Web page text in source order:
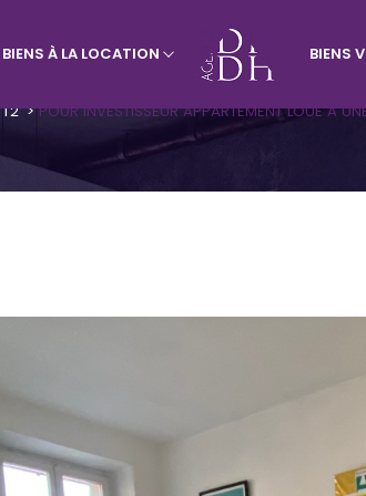
BIENS À LA LOCATION BIENS
Visiter le site
T2 POUR INVESTISSEUR APPARTEMENT LOUE A